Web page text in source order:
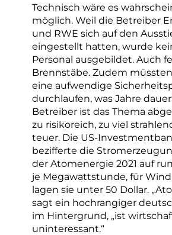
Technisch wäre es
möglich. Weil die Betreiber
und RWE sich auf den
eingestellt hatten, wurde
Personal ausgebildet. Auch
Brennstäbe. Zudem
eine aufwendige
durchlaufen, was Jahre
Betreiber ist das Thema
zu risikoreich, zu viel
teuer. Die US-
bezifferte die
der Atomenergie 2021 auf
je Megawattstunde, für
lagen sie unter 50 Dollar.
sagt ein hochrangiger
im Hintergrund, „ist
uninteressant.“